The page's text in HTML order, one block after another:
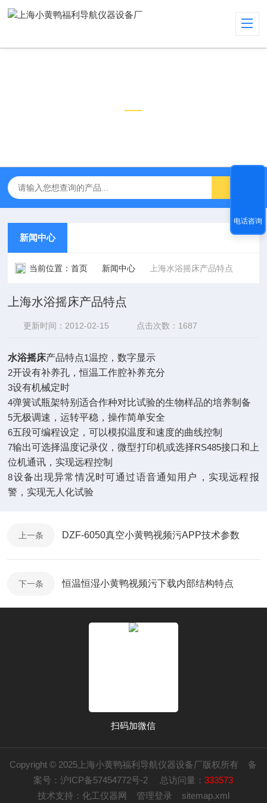
新闻中心
当前位置：首页 新闻中心 上海水浴摇床产品特点
上海水浴摇床产品特点
更新时间：2012-02-15 点击次数：1687
水浴摇床产品特点1温控，数字显示
2开设有补养孔，恒温工作腔补养充分
3设有机械定时
4弹簧试瓶架特别适合作种对比试验的生物样品的培养制备
5无极调速，运转平稳，操作简单安全
6五段可编程设定，可以模拟温度和速度的曲线控制
7输出可选择温度记录仪，微型打印机或选择RS485接口和上
位机通讯，实现远程控制
8设备出现异常情况时可通过语音通知用户，实现远程报
警，实现无人化试验
上一条 DZF-6050真空小黄鸭视频污APP技术参数
下一条 恒温恒湿小黄鸭视频污下载内部结构特点
扫码加微信
Copyright © 2025上海小黄鸭福利导航仪器设备厂版权所有 备
案号：沪ICP备57454772号-2
总访问量：333573
技术支持： 化工仪器网 管理登录 sitemap.xml
电话咨询